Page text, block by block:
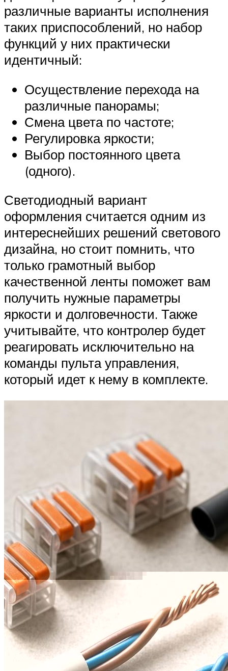
различные варианты исполнения
таких приспособлений, но набор
функций у них практически
идентичный:
Осуществление перехода на
различные панорамы;
Смена цвета по частоте;
Регулировка яркости;
Выбор постоянного цвета
(одного).
Светодиодный вариант
оформления считается одним из
интереснейших решений светового
дизайна, но стоит помнить, что
только грамотный выбор
качественной ленты поможет вам
получить нужные параметры
яркости и долговечности. Также
учитывайте, что контролер будет
реагировать исключительно на
команды пульта управления,
который идет к нему в комплекте.